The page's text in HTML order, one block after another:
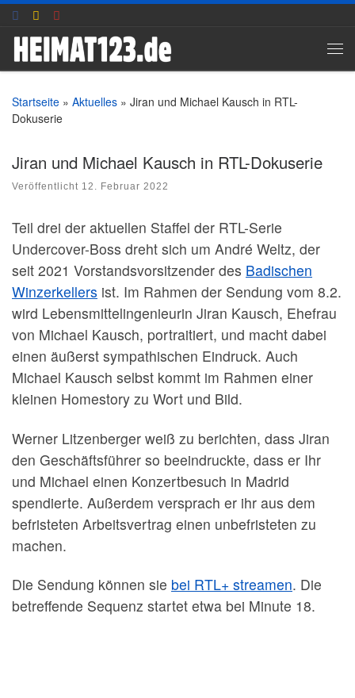
Zum Inhalt springen
Startseite » Aktuelles » Jiran und Michael Kausch in RTL-
Dokuserie
Jiran und Michael Kausch in RTL-Dokuserie
Veröffentlicht 12. Februar 2022
Teil drei der aktuellen Staffel der RTL-Serie
Undercover-Boss dreht sich um André Weltz, der
seit 2021 Vorstandsvorsitzender des Badischen
Winzerkellers ist. Im Rahmen der Sendung vom 8.2.
wird Lebensmittelingenieurin Jiran Kausch, Ehefrau
von Michael Kausch, portraitiert, und macht dabei
einen äußerst sympathischen Eindruck. Auch
Michael Kausch selbst kommt im Rahmen einer
kleinen Homestory zu Wort und Bild.
Werner Litzenberger weiß zu berichten, dass Jiran
den Geschäftsführer so beeindruckte, dass er Ihr
und Michael einen Konzertbesuch in Madrid
spendierte. Außerdem versprach er ihr aus dem
befristeten Arbeitsvertrag einen unbefristeten zu
machen.
Die Sendung können sie bei RTL+ streamen. Die
betreffende Sequenz startet etwa bei Minute 18.